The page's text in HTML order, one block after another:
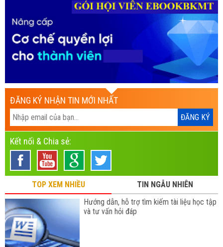
ĐĂNG KÝ NHẬN TIN MỚI NHẤT
Kết nối & Chia sẻ:
TOP XEM NHIỀU
TIN NGẪU NHIÊN
Hướng dẫn, hỗ trợ tìm kiếm tài liệu học tập
và tư vấn hỏi đáp